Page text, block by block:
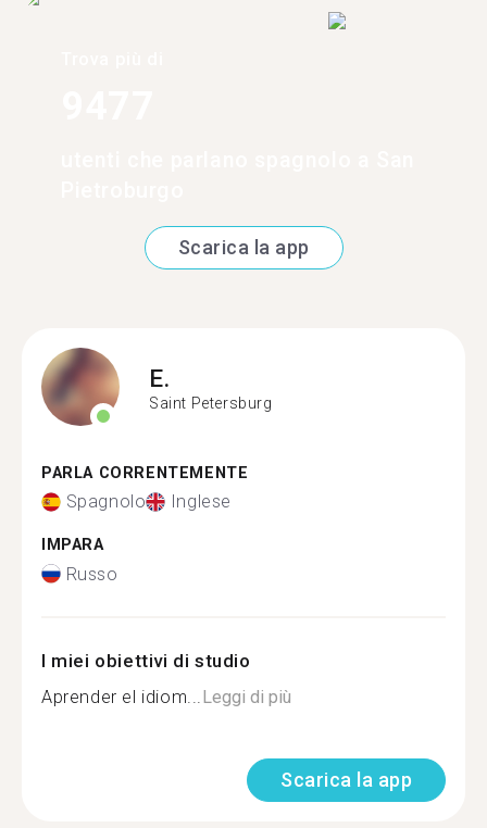
Scarica la app
E.
Saint Petersburg
PARLA CORRENTEMENTE
Spagnolo Inglese
IMPARA
Russo
I miei obiettivi di studio
Aprender el idiom... Leggi di più
Scarica la app